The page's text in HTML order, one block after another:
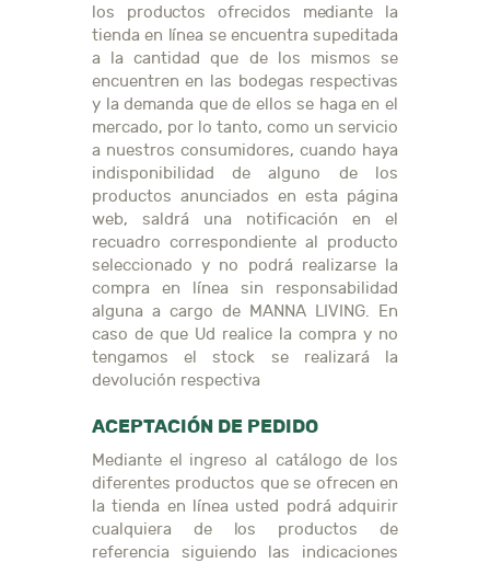
los productos ofrecidos mediante la
tienda en línea se encuentra supeditada
a la cantidad que de los mismos se
encuentren en las bodegas respectivas
y la demanda que de ellos se haga en el
mercado, por lo tanto, como un servicio
a nuestros consumidores, cuando haya
indisponibilidad de alguno de los
productos anunciados en esta página
web, saldrá una notificación en el
recuadro correspondiente al producto
seleccionado y no podrá realizarse la
compra en línea sin responsabilidad
alguna a cargo de MANNA LIVING. En
caso de que Ud realice la compra y no
tengamos el stock se realizará la
devolución respectiva
ACEPTACIÓN DE PEDIDO
Mediante el ingreso al catálogo de los
diferentes productos que se ofrecen en
la tienda en línea usted podrá adquirir
cualquiera de los productos de
referencia siguiendo las indicaciones